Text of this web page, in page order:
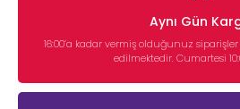
Aynı Gün
16:00’a kadar vermiş olduğunuz
edilmektedir. Cumartesi